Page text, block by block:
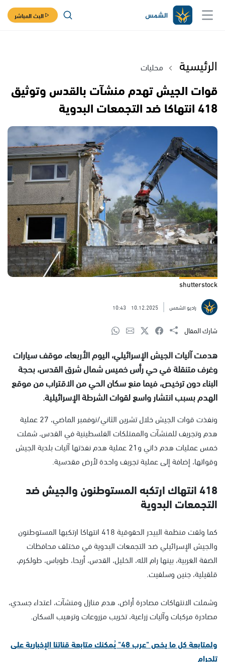
البث المباشر
الرئيسية محليات
قوات الجيش تهدم منشآت بالقدس وتوثيق
418 انتهاكا ضد التجمعات البدوية
shutterstock
راديو الشمس 10.12.2025
10:43
شارك المقال
هدمت آليات الجيش الإسرائيلي، اليوم الأربعاء، موقف سيارات
وغرف متنقلة في حي رأس خميس شمال شرق القدس، بحجة
البناء دون ترخيص، فيما منع سكان الحي من الاقتراب من موقع
الهدم بسبب انتشار واسع لقوات الشرطة الإسرائيلية.
ونفذت قوات الجيش خلال تشرين الثاني/نوفمبر الماضي، 27 عملية
هدم وتجريف للمنشآت والممتلكات الفلسطينية في القدس، شملت
خمس عمليات هدم ذاتي و21 عملية هدم نفذتها آليات بلدية الجيش
وقواتها، إضافة إلى عملية تجريف واحدة لأرض مقدسية.
418 انتهاك ارتكبه المستوطنون والجيش ضد
التجمعات البدوية
كما وثقت منظمة البيدر الحقوقية 418 انتهاكا ارتكبها المستوطنون
والجيش الإسرائيلي ضد التجمعات البدوية في مختلف محافظات
الضفة الغربية، بينها رام الله، الخليل، القدس، أريحا، طوباس، طولكرم،
قلقيلية، جنين وسلفيت.
وشملت الانتهاكات مصادرة أراض، هدم منازل ومنشآت، اعتداء جسدي،
مصادرة مركبات وآليات زراعية، تخريب مزروعات وترهيب السكان.
ولمتابعة كل ما يخص "عرب 48" يُمكنك متابعة قناتنا الإخبارية على
تلجرام